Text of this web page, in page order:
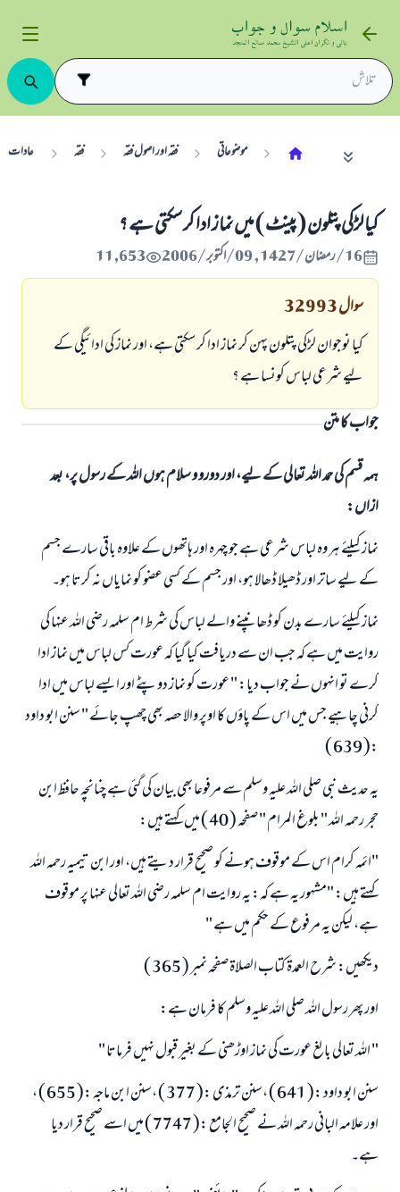
موضوعاتی فقہ اور اصول فقہ فقہ عادات
كيا لڑكى پتلون ( پينٹ ) ميں نماز ادا كر سكتى ہے ؟
16/رمضان/1427 , 09/اکتوبر/2006 11,653
سوال32993
كيا نوجوان لڑكى پتلون پہن كر نماز ادا كر سكتى ہے، اور نماز كى ادائيگى كے
ليے شرعى لباس كونسا ہے ؟
جواب کا متن
ہمہ قسم کی حمد اللہ تعالی کے لیے، اور دورو و سلام ہوں اللہ کے رسول پر، بعد
ازاں:
نماز کیلئے ہر وہ لباس شرعى ہے جو چہرہ اور ہاتھوں كے علاوہ باقى سارے جسم
كے ليے ساتر اور ڈھیلا ڈھالا ہو، اور جسم كے كسى عضو كو نمایاں نہ كرتا ہو۔
نماز کیلئے سارے بدن كو ڈھانپنے والے لباس كى شرط ام سلمہ رضی اللہ عنہا کی
روایت میں ہے کہ جب ان سے دريافت كيا گيا كہ عورت كس لباس ميں نماز ادا
كرے تو انہوں نے جواب ديا: " عورت كو نماز دوپٹے اور ایسے لباس میں ادا
كرنى چاہيے جس ميں اس كے پاؤں كا اوپر والا حصہ بھى چھپ جائے " سنن ابو داود
:( 639 )
يہ حديث نبى صلى اللہ علیہ وسلم سے مرفوعا بھى بيان كى گئى ہے چنانچہ حافظ ابن
حجر رحمہ اللہ " بلوغ المرام " صفحہ ( 40 ) ميں كہتے ہيں:
"ائمہ كرام اس کے موقوف ہونے کو صحیح قرار دیتے ہیں، اور ابن تیمیہ رحمہ اللہ
كہتے ہيں: "مشہور يہ ہے كہ: يہ روايت ام سلمہ رضى اللہ تعالى عنہا پر موقوف
ہے، ليكن يہ مرفوع كے حكم ميں ہے "
دیکھیں: شرح العمدۃ كتاب الصلاۃ صفحہ نمبر ( 365 )
اور پھر رسول اللہ صلى اللہ عليہ وسلم كا فرمان ہے:
" اللہ تعالى بالغ عورت كى نماز اوڑھنى كے بغير قبول نہيں فرماتا "
سنن ابو داود :( 641 ) ،سنن ترمذى :( 377 ) ،سنن ابن ماجہ :( 655 ) ،
اور علامہ البانى رحمہ اللہ نے صحيح الجامع :( 7747 ) ميں اسے صحيح قرار ديا
ہے۔